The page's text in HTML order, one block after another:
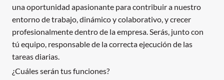
una oportunidad apasionante para contribuir a nuestro
entorno de trabajo, dinámico y colaborativo, y crecer
profesionalmente dentro de la empresa. Serás, junto con
tú equipo, responsable de la correcta ejecución de las
tareas diarias.
¿Cuáles serán tus funciones?